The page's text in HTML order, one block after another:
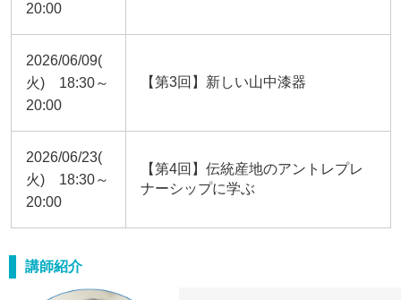
20:00
2026/06/09(
火) 18:30～
20:00
【第3回】新しい山中漆器
2026/06/23(
火) 18:30～
20:00
【第4回】伝統産地のアントレプレ
ナーシップに学ぶ
講師紹介